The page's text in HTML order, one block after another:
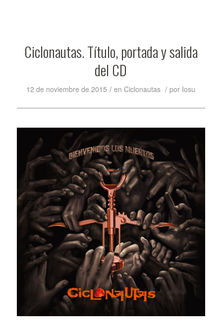
Ciclonautas. Título, portada y salida
del CD
12 de noviembre de 2015 / enCiclonautas / por Iosu